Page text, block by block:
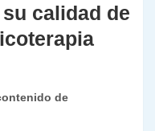
calidad de
de